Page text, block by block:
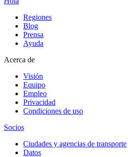
Regiones
Blog
Prensa
Ayuda
Acerca de
Visión
Equipo
Empleo
Privacidad
Condiciones de uso
Socios
Ciudades y agencias de transporte
Datos